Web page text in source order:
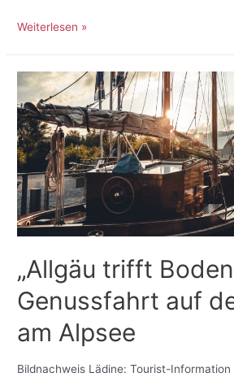
Weiterlesen »
„Allgäu trifft
Genussfahrt auf
am Alpsee
Bildnachweis Lädine: Tourist-